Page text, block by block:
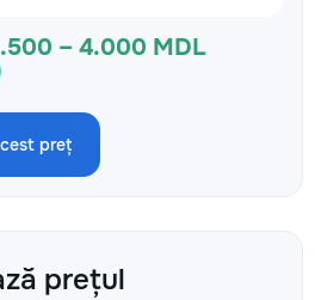
– 4.000 MDL
preț
prețul